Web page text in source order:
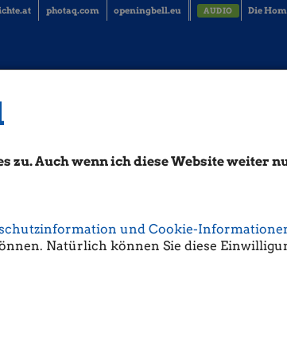
zu. Auch wenn ich diese Website weiter
und Cookie-
Natürlich können Sie diese
photaq.com openingbell.eu AUDIO Die